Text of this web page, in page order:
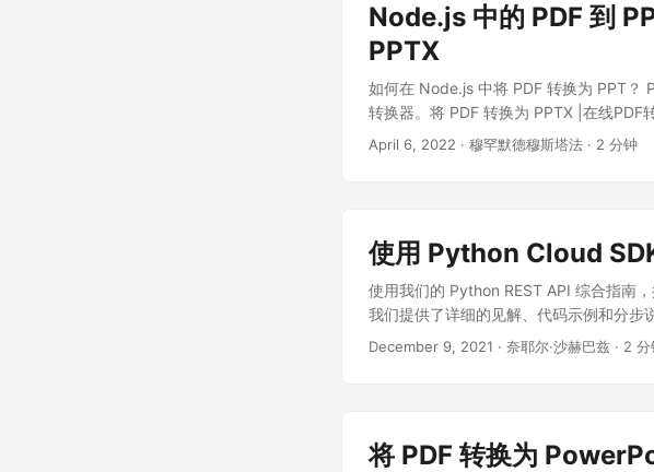
Node.js 中的 PDF 到
PPTX
如何在 Node.js 中将 PDF 转换为 PPT？
转换器。将 PDF 转换为 PPTX |在线PDF
April 6, 2022 · 穆罕默德穆斯塔法 · 2 分钟
使用 Python Cloud
使用我们的 Python REST API 综合指南
我们提供了详细的见解、代码示例和分步
December 9, 2021 · 奈耶尔·沙赫巴兹 · 2
将 PDF 转换为